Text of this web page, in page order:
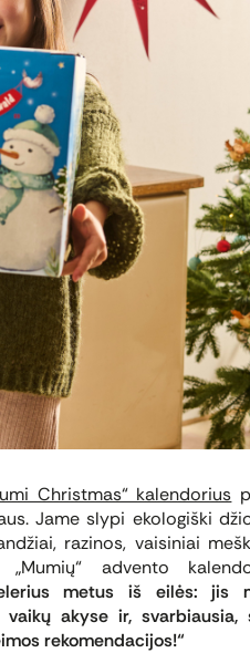
Christmas“ kalendorius
Jame slypi ekologiški
razinos, vaisiniai
advento
metus iš eilės: jis
vaikų akyse ir, svarbiausia,
rekomendacijos!“